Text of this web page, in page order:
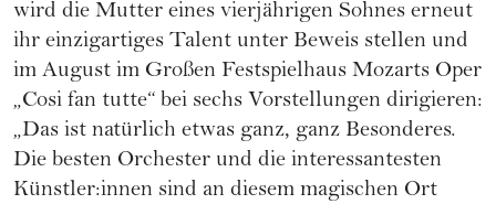
wird die Mutter eines vierjährigen Sohnes erneut
ihr einzigartiges Talent unter Beweis stellen und
im August im Großen Festspielhaus Mozarts Oper
„Cosi fan tutte“ bei sechs Vorstellungen dirigieren:
„Das ist natürlich etwas ganz, ganz Besonderes.
Die besten Orchester und die interessantesten
Künstler:innen sind an diesem magischen Ort